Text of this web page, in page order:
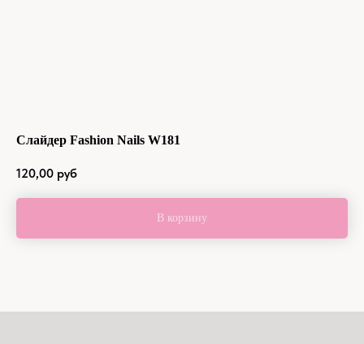
Слайдер Fashion Nails W181
120,00 руб
В корзину